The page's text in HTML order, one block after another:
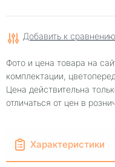
Добавить к сравнению
Фото и цена товара на
комплектации,
Цена действительна
отличаться от цен в
Характеристики